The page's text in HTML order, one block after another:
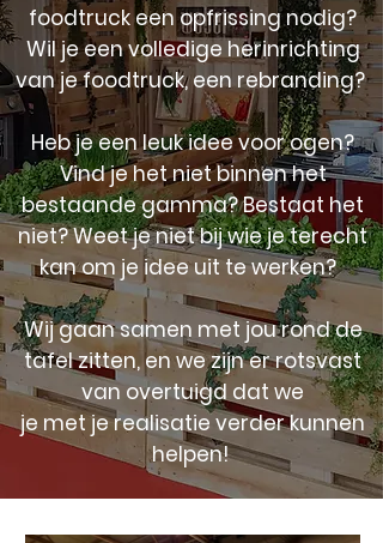
foodtruck een opfrissing nodig?
Wil je een volledige herinrichting
van je foodtruck, een rebranding?
Heb je een leuk idee voor ogen?
Vind je het niet binnen het
bestaande gamma? Bestaat het
niet? Weet je niet bij wie je terecht
kan om je idee uit te werken?
Wij gaan samen met jou rond de
tafel zitten, en we zijn er rotsvast
van overtuigd dat we
je met je realisatie verder kunnen
helpen!